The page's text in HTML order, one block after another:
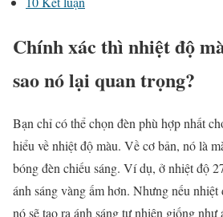
Chính xác thì nhiệt độ
sao nó lại quan trọng?
Bạn chỉ có thể chọn đèn phù hợp nhất
hiểu về nhiệt độ màu. Về cơ bản, nó là
bóng đèn chiếu sáng. Ví dụ, ở nhiệt độ
ánh sáng vàng ấm hơn. Nhưng nếu
nó sẽ tạo ra ánh sáng tự nhiên giống như